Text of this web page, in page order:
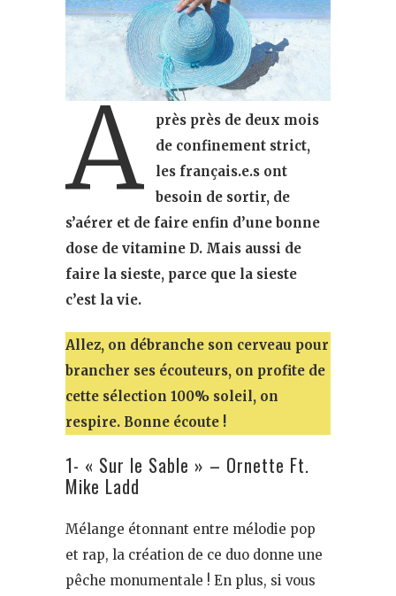
A
près près de deux mois
de confinement strict,
les français.e.s ont
besoin de sortir, de
s’aérer et de faire enfin d’une bonne
dose de vitamine D. Mais aussi de
faire la sieste, parce que la sieste
c’est la vie.
Allez, on débranche son cerveau pour
brancher ses écouteurs, on profite de
cette sélection 100% soleil, on
respire. Bonne écoute !
1- « Sur le Sable » – Ornette Ft.
Mike Ladd
Mélange étonnant entre mélodie pop
et rap, la création de ce duo donne une
pêche monumentale ! En plus, si vous